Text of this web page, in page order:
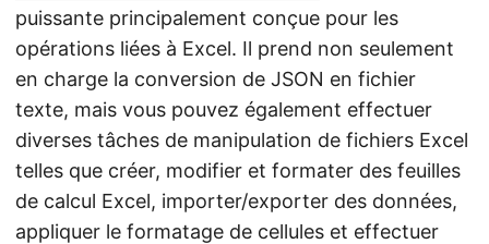
puissante principalement conçue pour les
opérations liées à Excel. Il prend non seulement
en charge la conversion de JSON en fichier
texte, mais vous pouvez également effectuer
diverses tâches de manipulation de fichiers Excel
telles que créer, modifier et formater des feuilles
de calcul Excel, importer/exporter des données,
appliquer le formatage de cellules et effectuer